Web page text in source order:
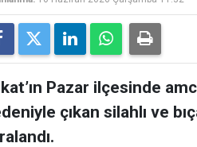
Pazar ilçesinde
çıkan silahlı ve